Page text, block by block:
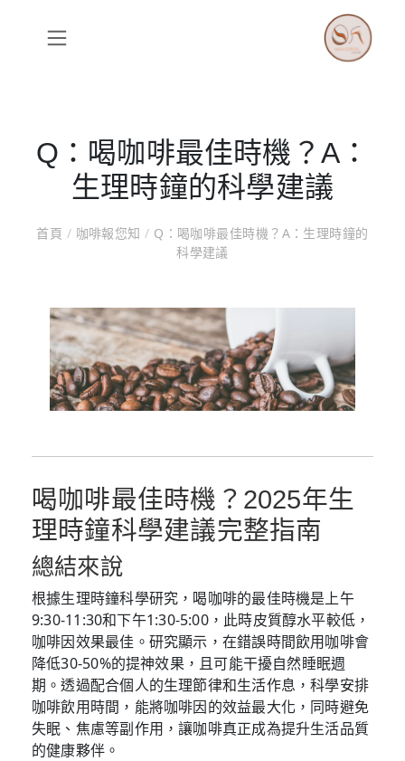
Q：喝咖啡最佳時機？A：
生理時鐘的科學建議
首頁 / 咖啡報您知/ Q：喝咖啡最佳時機？A：生理時鐘的
科學建議
喝咖啡最佳時機？2025年生
理時鐘科學建議完整指南
總結來說
根據生理時鐘科學研究，喝咖啡的最佳時機是上午
9:30-11:30和下午1:30-5:00，此時皮質醇水平較低，
咖啡因效果最佳。研究顯示，在錯誤時間飲用咖啡會
降低30-50%的提神效果，且可能干擾自然睡眠週
期。透過配合個人的生理節律和生活作息，科學安排
咖啡飲用時間，能將咖啡因的效益最大化，同時避免
失眠、焦慮等副作用，讓咖啡真正成為提升生活品質
的健康夥伴。